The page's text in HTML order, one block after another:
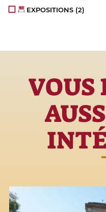
EXPOSITIONS (2)
VOUS